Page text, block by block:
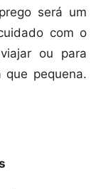
será um
com o
ou para
pequena.